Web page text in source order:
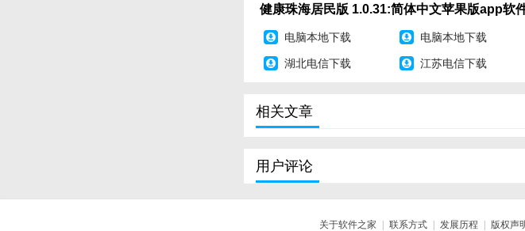
健康珠海居民版 1.0.31:简体中文苹果版app软
电脑本地下载 电脑本地下载
湖北电信下载 江苏电信下载
相关文章
用户评论
关于软件之家 联系方式 发展历程 版权声